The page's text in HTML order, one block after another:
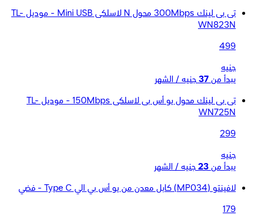
تى بى لينك 300Mbps محول N لاسلكى Mini USB - موديل TL-
WN823N
499
جنيه
يبدأ من 37 جنيه / الشهر
تى بى لينك محول يو أس بى لاسلكى 150Mbps - موديل TL-
WN725N
299
جنيه
يبدأ من 23 جنيه / الشهر
لافينتو (MP034) كابل معدن من يو أس بي الي Type C - فضي
179